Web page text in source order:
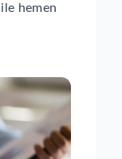
ile hemen